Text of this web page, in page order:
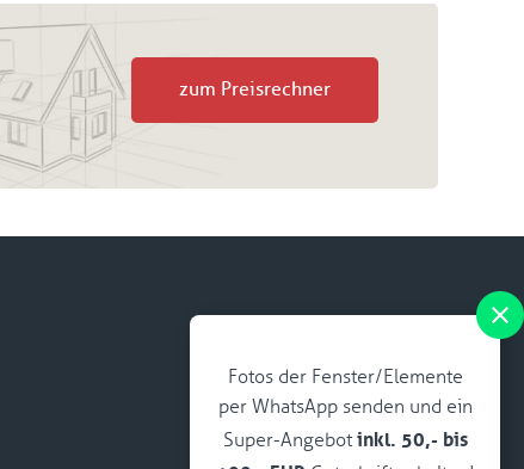
Fotos der Fenster/Elemente
per WhatsApp senden und ein
Super-Angebot inkl. 50,- bis
zum Preisrechner